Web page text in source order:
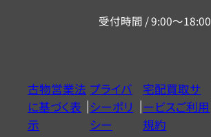
ー
ヤ
ル
受付時間 / 9:00～18:00
古物営業法
に基づく表
示
プライバ
シーポリ
シー
宅配買取サ
ービスご利用
規約